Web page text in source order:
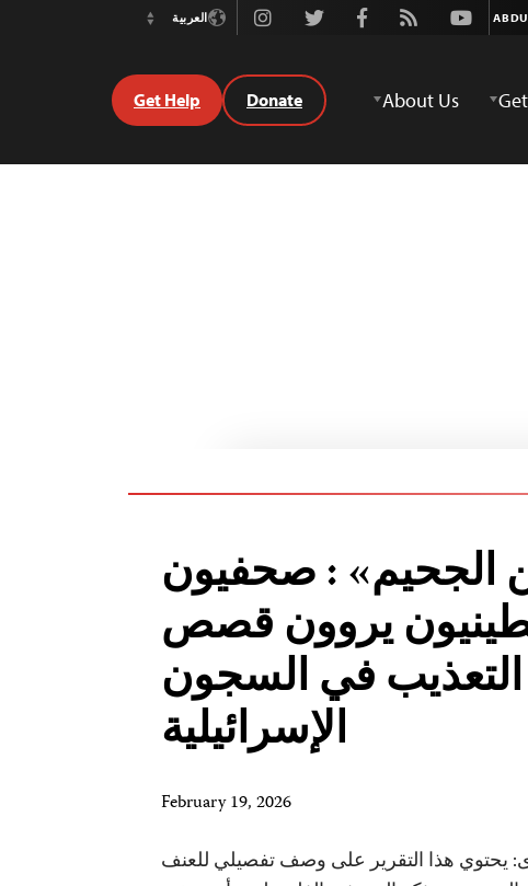
Youtube
Rss
Facebook
Twitter
Instagramالعربية
Switch
About Us
Donate
Get Help
الجحيم» : صحفيون
يروون قصص
التعذيب في السجون
الإسرائيلية
February 19, 2026
يحتوي هذا التقرير على وصف تفصيلي للعنف